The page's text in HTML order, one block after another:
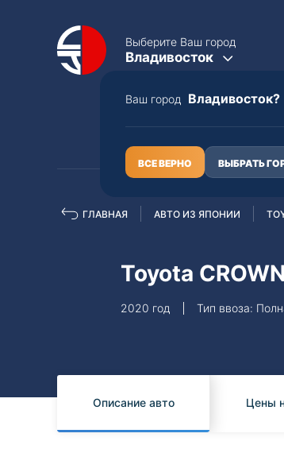
Выберите Ваш город
Владивосток
Ваш город Владивосток?
ВСЕ ВЕРНО ВЫБРАТЬ
Полная пошлина
ГЛАВНАЯ АВТО ИЗ ЯПОНИИ
Toyota
2020 год Тип ввоза:
Описание авто Цены